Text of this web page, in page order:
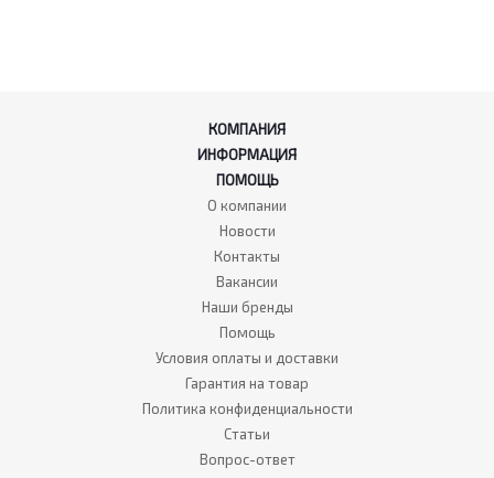
КОМПАНИЯ
ИНФОРМАЦИЯ
ПОМОЩЬ
О компании
Новости
Контакты
Вакансии
Наши бренды
Помощь
Условия оплаты и доставки
Гарантия на товар
Политика конфиденциальности
Статьи
Вопрос-ответ